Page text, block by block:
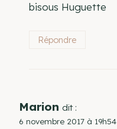
bisous Huguette
Répondre
Marion dit :
6 novembre 2017 à 19h54